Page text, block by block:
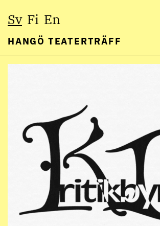
Sv Fi En
HANGÖ TEATERTRÄFF